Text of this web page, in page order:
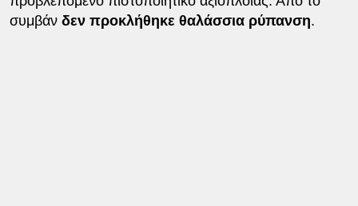
συμβάν δεν προκλήθηκε θαλάσσια ρύπανση.